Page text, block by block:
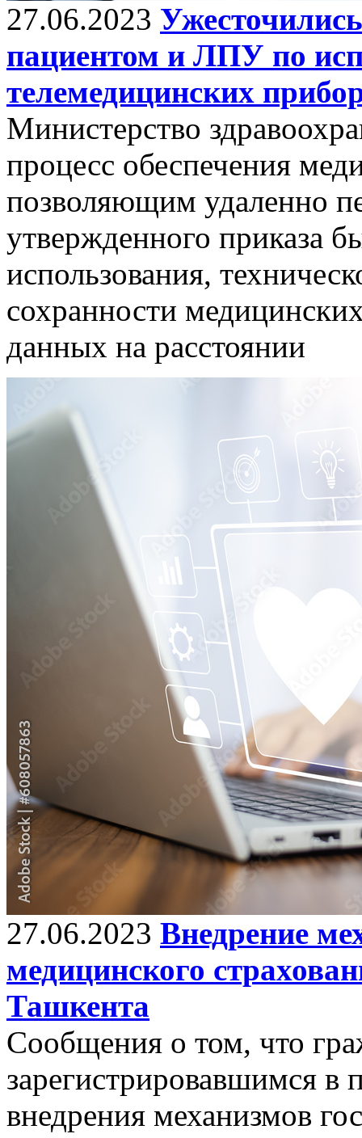
27.06.2023
пациентом и ЛПУ по
телемедицинских
Министерство
процесс обеспечения
позволяющим удаленно
утвержденного приказа
использования,
сохранности
данных на расстоянии
27.06.2023 Внедрение
медицинского
Ташкента
Сообщения о том, что
зарегистрировавшимся в
внедрения механизмов